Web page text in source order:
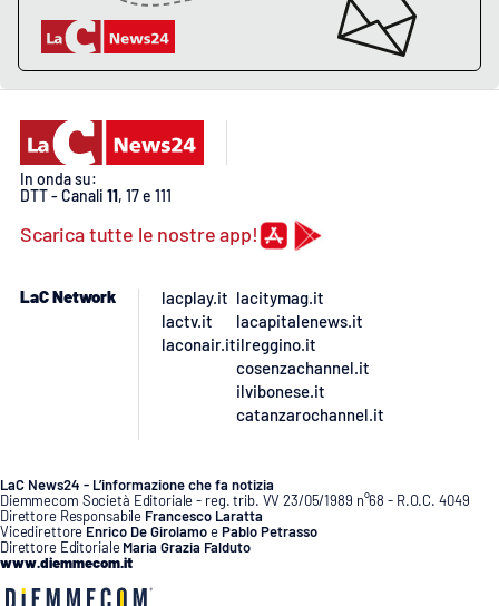
LAC
Lactv.it
Laconair.it
Lacitymag.it
Lacapitalenews.it
Ilvibonese.it
Catanzarochannel.it
In onda su:
DTT - Canali 11, 17 e 111
Scarica tutte le nostre app!
LaC Network
lacplay.it
lactv.it
laconair.it
lacitymag.it
lacapitalenews.it
ilreggino.it
cosenzachannel.it
ilvibonese.it
catanzarochannel.it
LaC News24 - L’informazione che fa notizia
Diemmecom Società Editoriale - reg. trib. VV 23/05/1989 n°68 - R.O.C. 4049
Direttore Responsabile Francesco Laratta
Vicedirettore Enrico De GirolamoePablo Petrasso
Direttore Editoriale Maria Grazia Falduto
www.diemmecom.it